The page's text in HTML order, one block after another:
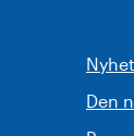
Den